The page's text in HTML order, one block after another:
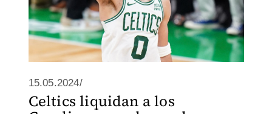
15.05.2024/
Celtics liquidan a los